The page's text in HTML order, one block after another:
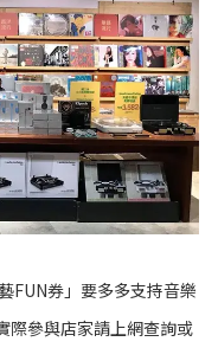
FUN券」要多多支持音樂
際參與店家請上網查詢或